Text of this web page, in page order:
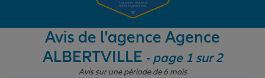
Garantie des accidents de la vie
Assurance scolaire
Avis de l'agence Agence
ALBERTVILLE - page 1 sur 2
Avis sur une période de 6 mois